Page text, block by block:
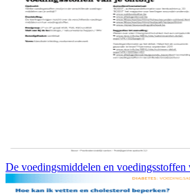
De voedingsmiddelen en voedingsstoffen